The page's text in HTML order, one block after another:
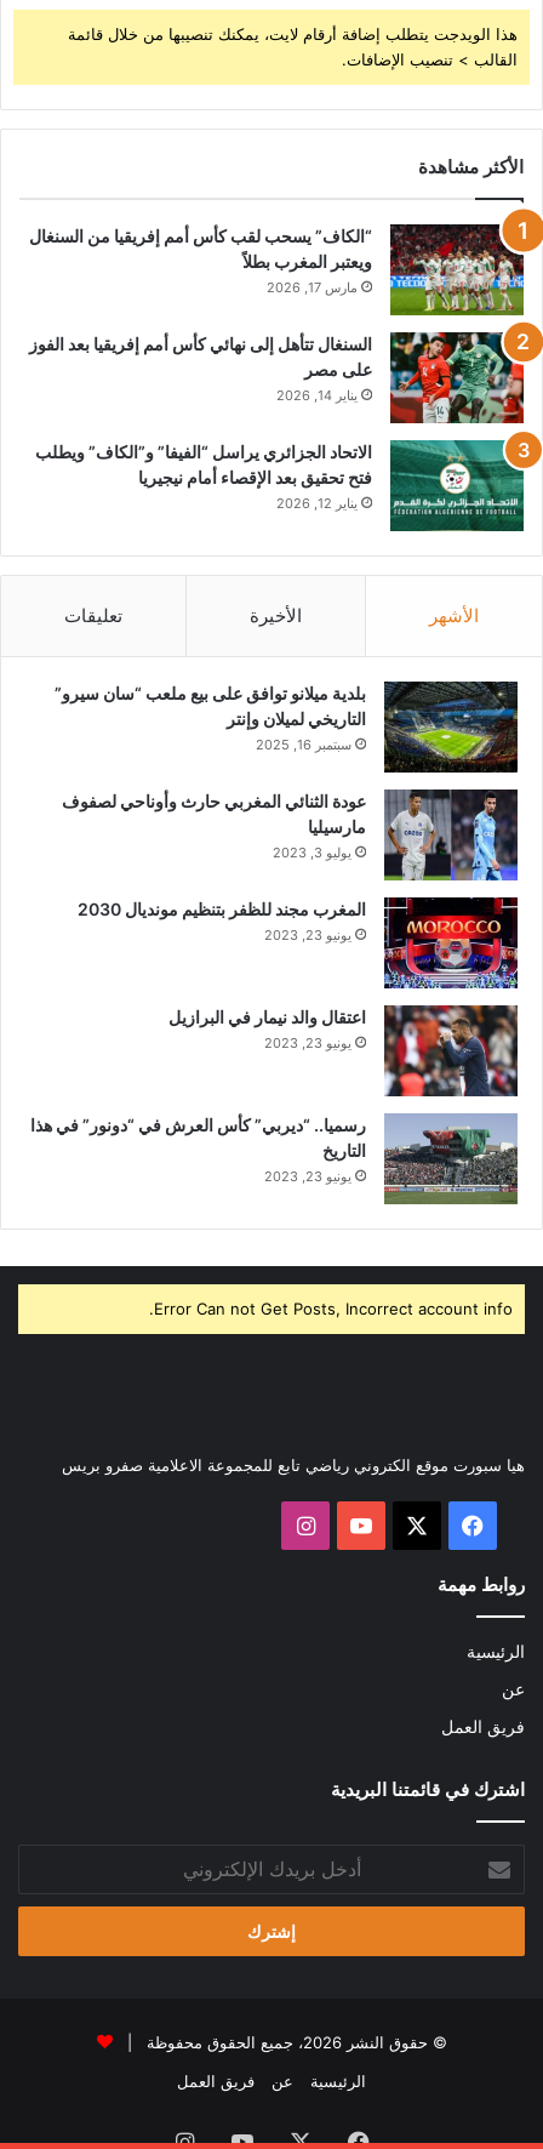
هذا الويدجت يتطلب إضافة أرقام لايت، يمكنك تنصيبها من خلال قائمة
القالب > تنصيب الإضافات.
الأكثر مشاهدة
“الكاف” يسحب لقب كأس أمم إفريقيا من السنغال
ويعتبر المغرب بطلاً
مارس 17, 2026
السنغال تتأهل إلى نهائي كأس أمم إفريقيا بعد الفوز
على مصر
يناير 14, 2026
الاتحاد الجزائري يراسل “الفيفا” و”الكاف” ويطلب
فتح تحقيق بعد الإقصاء أمام نيجيريا
يناير 12, 2026
الأشهر الأخيرة تعليقات
بلدية ميلانو توافق على بيع ملعب “سان سيرو”
التاريخي لميلان وإنتر
سبتمبر 16, 2025
عودة الثنائي المغربي حارث وأوناحي لصفوف
مارسيليا
يوليو 3, 2023
المغرب مجند للظفر بتنظيم مونديال 2030
يونيو 23, 2023
اعتقال والد نيمار في البرازيل
يونيو 23, 2023
رسميا.. “ديربي” كأس العرش في “دونور” في هذا
التاريخ
يونيو 23, 2023
Error Can not Get Posts, Incorrect account info.
هيا سبورت موقع الكتروني رياضي تابع للمجموعة الاعلامية صفرو بريس
فيسبوك ‫YouTubeانستقرام
روابط مهمة
الرئيسية
عن
فريق العمل
اشترك في قائمتنا البريدية
بريدك
الإلكتروني
© حقوق النشر 2026، جميع الحقوق محفوظة |
الرئيسية
عن فريق العمل
فيسبوك
‫X
‫YouTubeانستقرام